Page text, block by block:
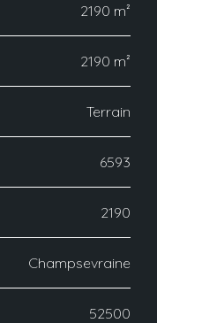
2190 m²
2190 m²
Terrain
6593
2190
Champsevraine
52500